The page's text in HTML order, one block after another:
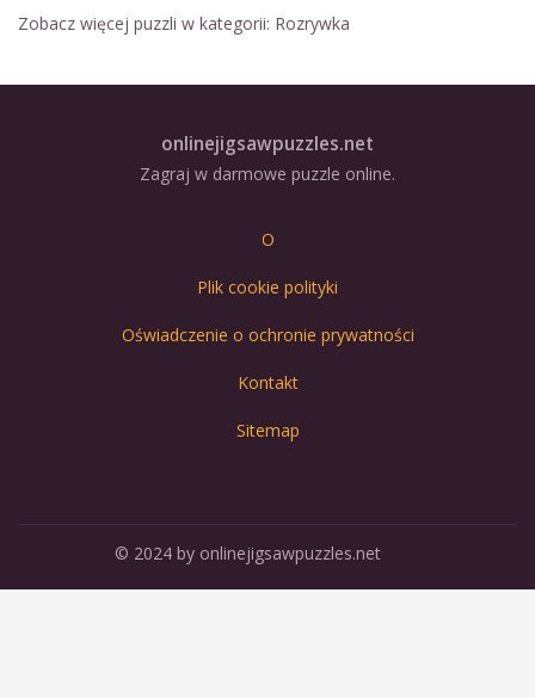
Zobacz więcej puzzli w kategorii: Rozrywka
onlinejigsawpuzzles.net
Zagraj w darmowe puzzle online.
O
Plik cookie polityki
Oświadczenie o ochronie prywatności
Kontakt
Sitemap
© 2024 by onlinejigsawpuzzles.net